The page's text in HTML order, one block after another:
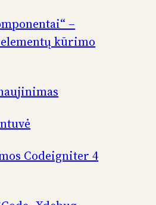
–
kūrimo
Codeigniter 4